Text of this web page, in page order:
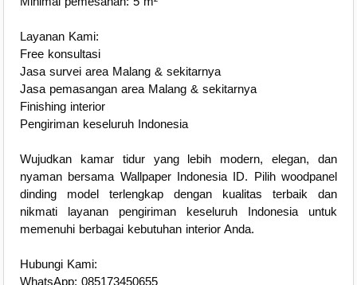
Layanan Kami:
Free konsultasi
Jasa survei area Malang & sekitarnya
Jasa pemasangan area Malang & sekitarnya
Finishing interior
Pengiriman keseluruh Indonesia
Wujudkan kamar tidur yang lebih modern, elegan, dan
nyaman bersama Wallpaper Indonesia ID. Pilih woodpanel
dinding model terlengkap dengan kualitas terbaik dan
nikmati layanan pengiriman keseluruh Indonesia untuk
memenuhi berbagai kebutuhan interior Anda.
Hubungi Kami:
WhatsApp: 085173450655